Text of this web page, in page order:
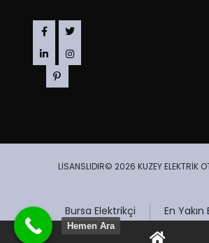
LİSANSLIDIR© 2026 KUZEY ELEKTRİK
En
Bursa Elektrikçi
Hemen Ara